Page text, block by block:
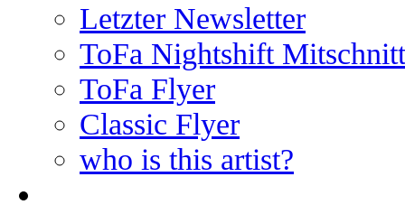
Letzter Newsletter
ToFa Nightshift
ToFa Flyer
Classic Flyer
who is this artist?